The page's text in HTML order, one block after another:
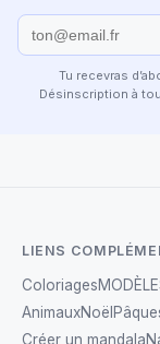
Tu recevras
Désinscription à
LIENS
Coloriages
AnimauxNoël
Créer un mandala